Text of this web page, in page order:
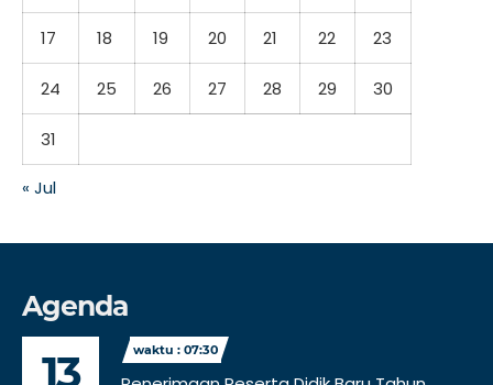
17 18 19 20 21 22 23
24 25 26 27 28 29 30
31
« Jul
Agenda
13 waktu : 07:30